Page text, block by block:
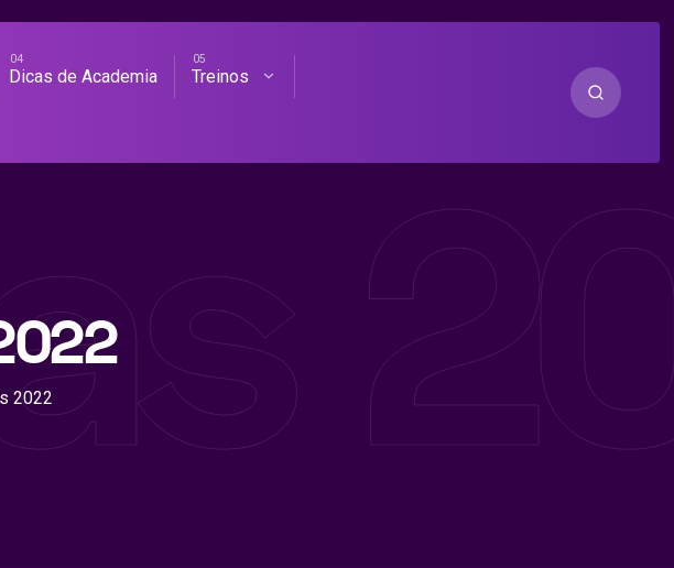
Dicas de Academia Treinos
2022